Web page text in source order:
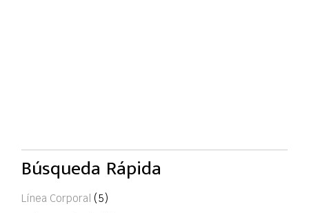
Búsqueda Rápida
Línea Corporal (5)